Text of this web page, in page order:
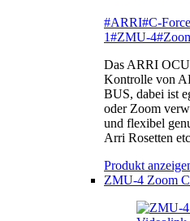
#ARRI#C-Force
1#ZMU-4
Das ARRI
Kontrolle von
BUS, dabei ist
oder Zoom
und flexibel
Arri Rosetten
Produkt
ZMU-4 Zoom